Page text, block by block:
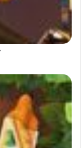
آگهی
بستنی
میهن
،
فروتاره
پرتقالی